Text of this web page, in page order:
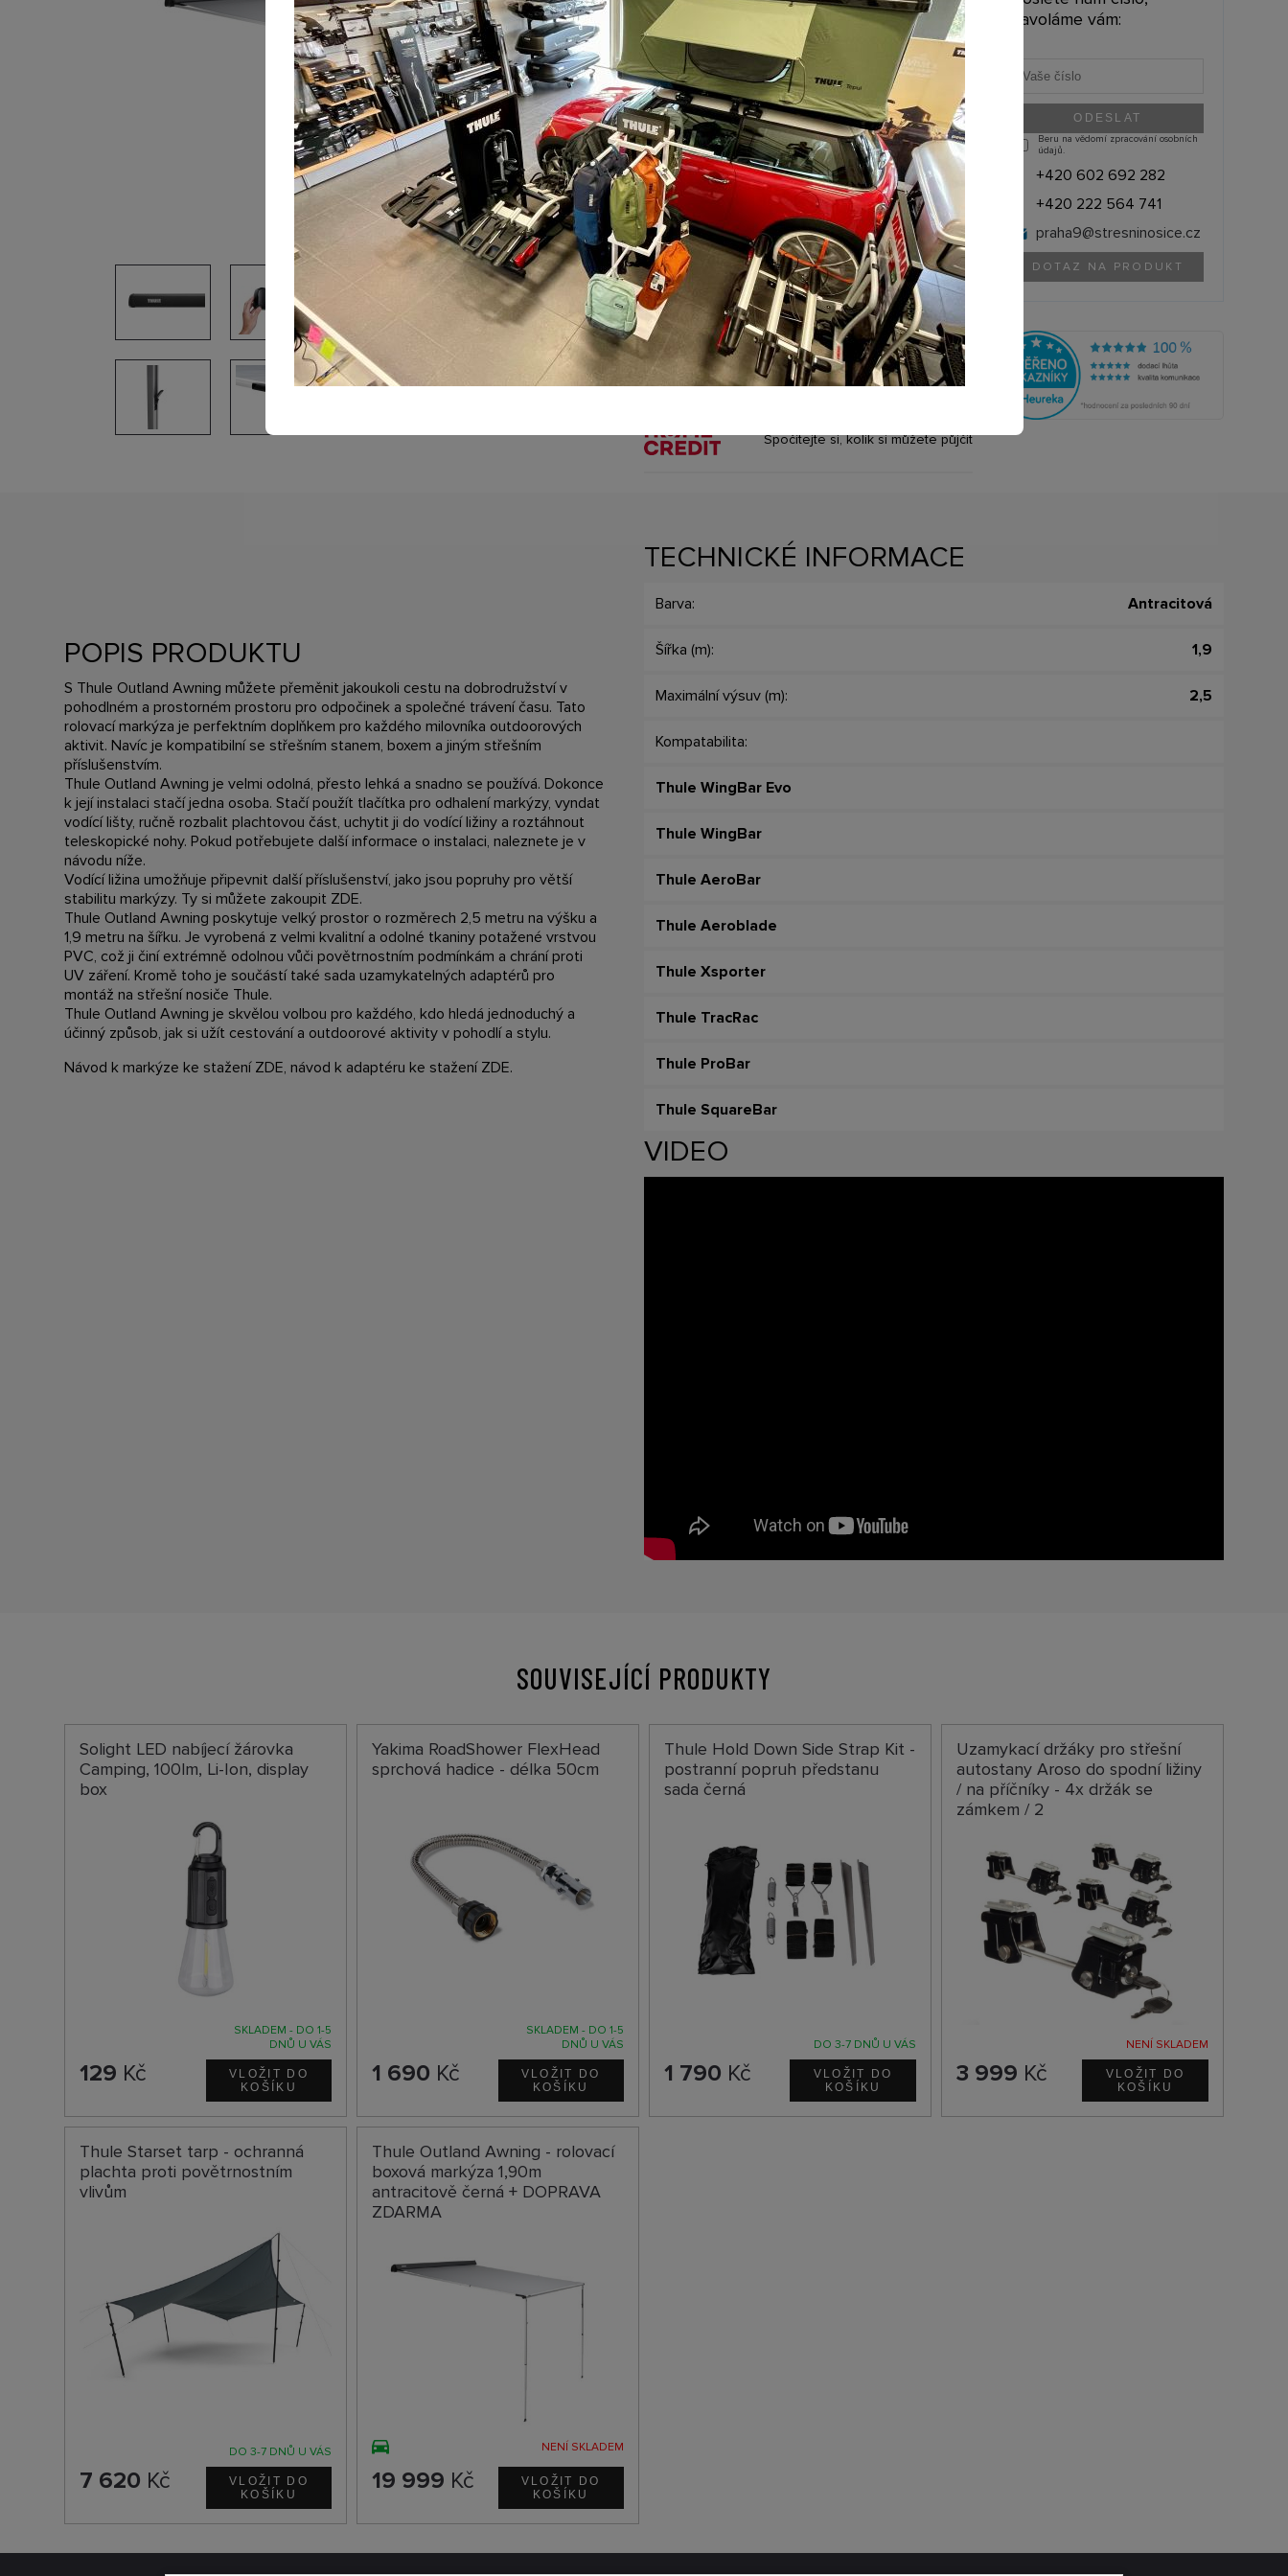
Cena s DPH:
16 528,10 Kč bez DPH
OČEKÁVÁME KONCEM ZÁŘÍ 2026
DOPRAVA: ZDARMA PO ČR
– +
zavoláme vám:
Beru na vědomí zpracování osobních
údajů.
+420 602 692 282
+420 222 564 741
praha9@stresninosice.cz
DOTAZ NA PRODUKT
Výrobce: THULE (Švédsko)
Kód produktu: 303013
Spočítejte si, kolik si můžete půjčit
POPIS PRODUKTU
S Thule Outland Awning můžete přeměnit jakoukoli cestu na dobrodružství v
pohodlném a prostorném prostoru pro odpočinek a společné trávení času. Tato
rolovací markýza je perfektním doplňkem pro každého milovníka outdoorových
aktivit. Navíc je kompatibilní se střešním stanem, boxem a jiným střešním
příslušenstvím.
Thule Outland Awning je velmi odolná, přesto lehká a snadno se používá. Dokonce
k její instalaci stačí jedna osoba. Stačí použít tlačítka pro odhalení markýzy, vyndat
vodící lišty, ručně rozbalit plachtovou část, uchytit ji do vodící ližiny a roztáhnout
teleskopické nohy. Pokud potřebujete další informace o instalaci, naleznete je v
návodu níže.
Vodící ližina umožňuje připevnit další příslušenství, jako jsou popruhy pro větší
stabilitu markýzy. Ty si můžete zakoupit ZDE.
Thule Outland Awning poskytuje velký prostor o rozměrech 2,5 metru na výšku a
1,9 metru na šířku. Je vyrobená z velmi kvalitní a odolné tkaniny potažené vrstvou
PVC, což ji činí extrémně odolnou vůči povětrnostním podmínkám a chrání proti
UV záření. Kromě toho je součástí také sada uzamykatelných adaptérů pro
montáž na střešní nosiče Thule.
Thule Outland Awning je skvělou volbou pro každého, kdo hledá jednoduchý a
účinný způsob, jak si užít cestování a outdoorové aktivity v pohodlí a stylu.
Návod k markýze ke stažení ZDE, návod k adaptéru ke stažení ZDE.
TECHNICKÉ INFORMACE
Barva: Antracitová
Šířka (m): 1,9
Maximální výsuv (m): 2,5
Kompatabilita:
Thule WingBar Evo
Thule WingBar
Thule AeroBar
Thule Aeroblade
Thule Xsporter
Thule TracRac
Thule ProBar
Thule SquareBar
VIDEO
SOUVISEJÍCÍ PRODUKTY
Solight LED nabíjecí žárovka
Camping, 100lm, Li-Ion, display
box
SKLADEM - DO 1-5
DNŮ U VÁS
129 Kč
Yakima RoadShower FlexHead
sprchová hadice - délka 50cm
SKLADEM - DO 1-5
DNŮ U VÁS
1 690 Kč
Thule Hold Down Side Strap Kit -
postranní popruh předstanu
sada černá
DO 3-7 DNŮ U VÁS
1 790 Kč
Uzamykací držáky pro střešní
autostany Aroso do spodní ližiny
/ na příčníky - 4x držák se
zámkem / 2
NENÍ SKLADEM
3 999 Kč
Thule Starset tarp - ochranná
plachta proti povětrnostním
vlivům
DO 3-7 DNŮ U VÁS
7 620 Kč
Thule Outland Awning - rolovací
boxová markýza 1,90m
antracitově černá + DOPRAVA
ZDARMA
NENÍ SKLADEM
19 999 Kč